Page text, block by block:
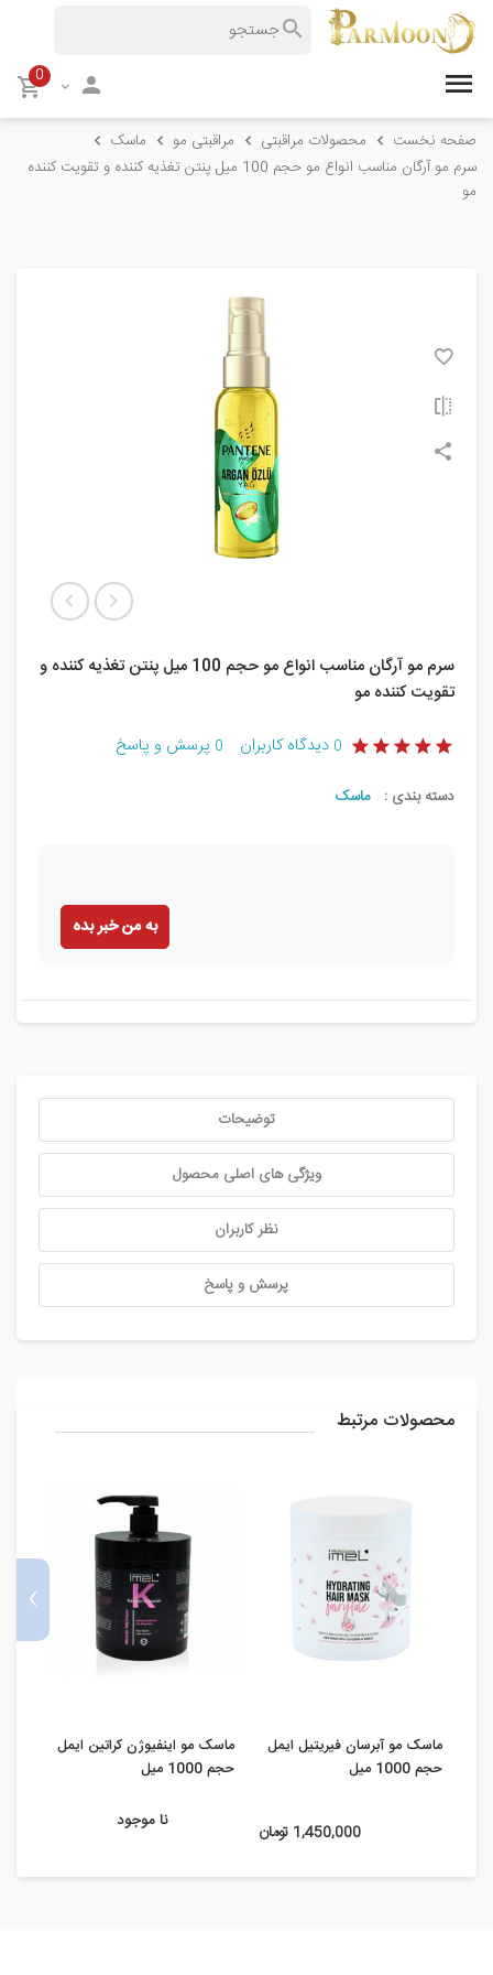
0
صفحه نخست محصولات مراقبتی مراقبتی مو
ماسک
سرم مو آرگان مناسب انواع مو حجم 100 میل پنتن تغذیه کننده و تقویت کننده
مو
سرم مو آرگان مناسب انواع مو حجم 100 میل پنتن تغذیه کننده و
تقویت کننده مو
0 دیدگاه کاربران 0 پرسش و پاسخ
دسته بندی : ماسک
به من خبر بده
توضیحات
ویژگی های اصلی محصول
نظر کاربران
پرسش و پاسخ
محصولات مرتبط
ماسک مو آبرسان فیریتیل ایمل
حجم 1000 میل
1,450,000 تومان
ماسک مو اینفیوژن کراتین ایمل
حجم 1000 میل
نا موجود
›